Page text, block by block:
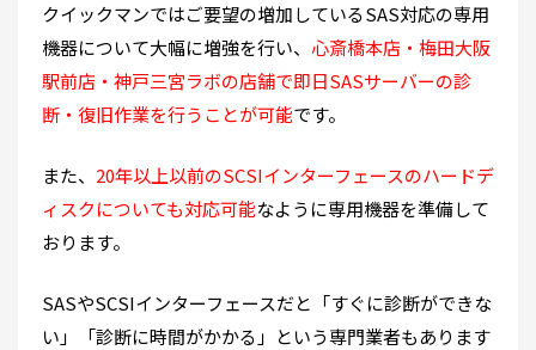
クイックマンではご要望の増加しているSAS対応の専用
機器について大幅に増強を行い、 心斎橋本店・梅田大阪
駅前店・神戸三宮ラボの店舗で即日SASサーバーの診
断・復旧作業を行うことが可能です。
また、 20年以上以前のSCSIインターフェースのハードデ
ィスクについても対応可能なように専用機器を準備して
おります。
SASやSCSIインターフェースだと「すぐに診断ができな
い」「診断に時間がかかる」という専門業者もあります